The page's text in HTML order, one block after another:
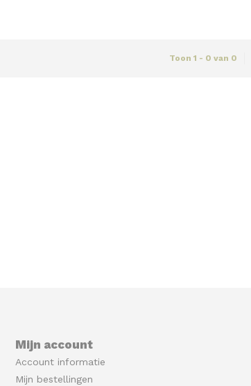
Toon 1 - 0 van 0
Mijn account
Account informatie
Mijn bestellingen